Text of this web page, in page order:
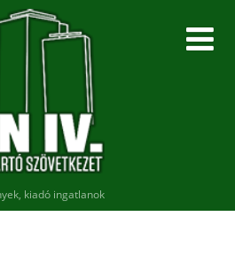
kiadó ingatlanok